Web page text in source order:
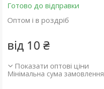
Готово до відправки
Оптом і в роздріб
від 10 ₴
Показати оптові ціни
Мінімальна сума